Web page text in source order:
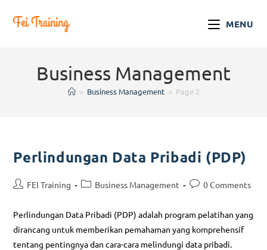
MENU
Business Management
> Business Management > Page 2
Perlindungan Data Pribadi (PDP)
FEI Training Business Management 0 Comments
Perlindungan Data Pribadi (PDP) adalah program pelatihan yang
dirancang untuk memberikan pemahaman yang komprehensif
tentang pentingnya dan cara-cara melindungi data pribadi.